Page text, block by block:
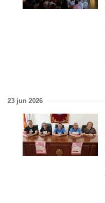
23 jun 2026